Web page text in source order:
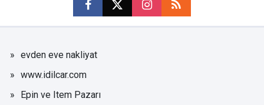
evden eve nakliyat
www.idilcar.com
Epin ve Item Pazarı